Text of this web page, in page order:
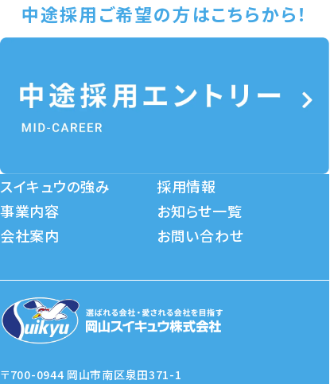
中途採用ご希望の方はこちらから！
〒700-0944 岡山市南区泉田371-1
スイキュウの強み
採用情報
事業内容
お知らせ一覧
会社案内
お問い合わせ